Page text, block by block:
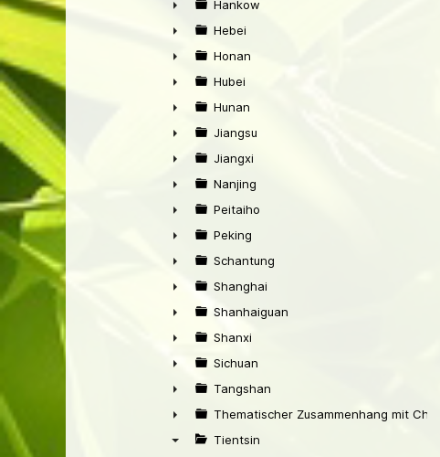
►
►
Hankow
►
Hebei
►
Honan
►
Hubei
►
Hunan
►
Jiangsu
►
Jiangxi
►
Nanjing
►
Peitaiho
►
Peking
►
Schantung
►
Shanghai
►
Shanhaiguan
►
Shanxi
►
Sichuan
►
Tangshan
►
Thematischer Zusammenhang mit China
Tientsin